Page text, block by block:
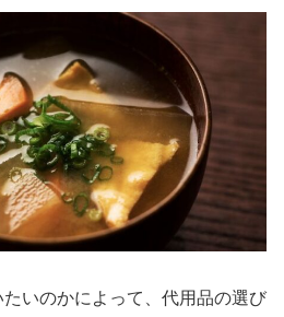
いのかによって、代用品の選び